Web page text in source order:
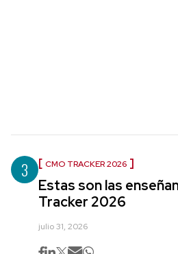
3 CMO TRACKER 2026
Estas son las
Tracker 2026
julio 31, 2026